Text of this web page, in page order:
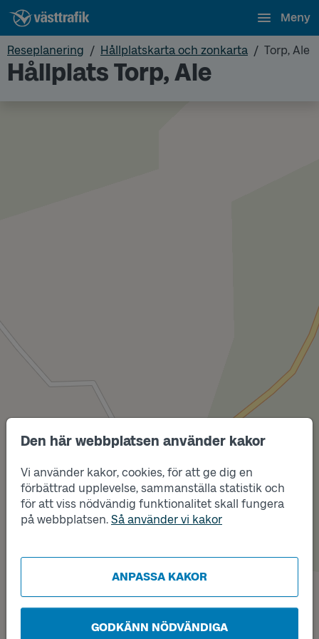
Den här webbplatsen använder kakor
Vi använder kakor, cookies, för att ge dig en
förbättrad upplevelse, sammanställa statistik och
för att viss nödvändig funktionalitet skall fungera
på webbplatsen. Så använder vi kakor
ANPASSA KAKOR
GODKÄNN NÖDVÄNDIGA
Meny
Reseplanering Hållplatskarta och zonkarta Torp, Ale
Hållplats Torp, Ale
Läge
A
B